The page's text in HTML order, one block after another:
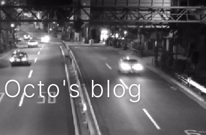
Octo's blog